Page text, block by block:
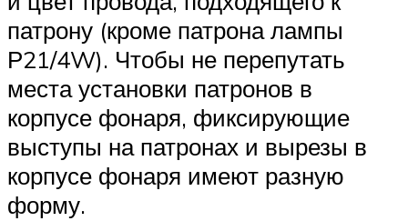
патрону (кроме патрона лампы
Р21/4W). Чтобы не перепутать
места установки патронов в
корпусе фонаря, фиксирующие
выступы на патронах и вырезы в
корпусе фонаря имеют разную
форму.